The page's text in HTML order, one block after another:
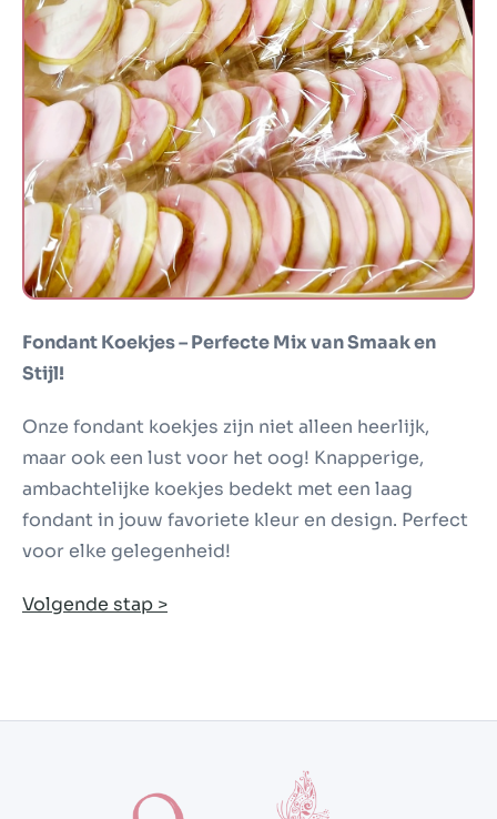
Fondant Koekjes
Fondant Koekjes – Perfecte Mix van Smaak en
Stijl!
Onze fondant koekjes zijn niet alleen heerlijk,
maar ook een lust voor het oog! Knapperige,
ambachtelijke koekjes bedekt met een laag
fondant in jouw favoriete kleur en design. Perfect
voor elke gelegenheid!
Volgende stap >